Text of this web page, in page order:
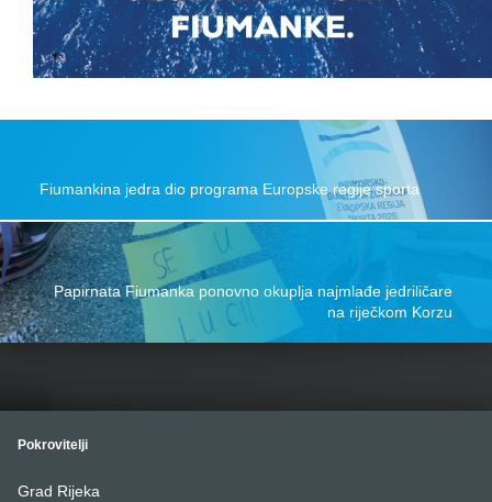
Skip back to main navigation
Post navigation
Fiumankina jedra dio programa Europske regije sporta
Papirnata Fiumanka ponovno okuplja najmlađe jedriličare
na riječkom Korzu
Pokrovitelji
Grad Rijeka